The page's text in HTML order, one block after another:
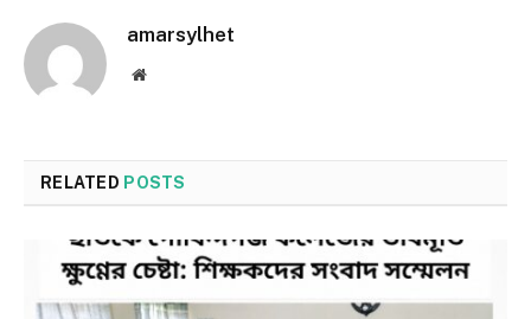
amarsylhet
Website
RELATED POSTS